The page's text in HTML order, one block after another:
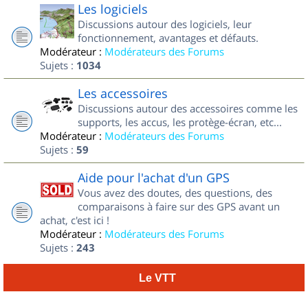
Les logiciels
Discussions autour des logiciels, leur
fonctionnement, avantages et défauts.
Modérateur : Modérateurs des Forums
Sujets : 1034
Les accessoires
Discussions autour des accessoires comme les
supports, les accus, les protège-écran, etc...
Modérateur : Modérateurs des Forums
Sujets : 59
Aide pour l'achat d'un GPS
Vous avez des doutes, des questions, des
comparaisons à faire sur des GPS avant un
achat, c'est ici !
Modérateur : Modérateurs des Forums
Sujets : 243
Le VTT